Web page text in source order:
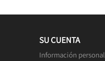
SU CUENTA
Información personal